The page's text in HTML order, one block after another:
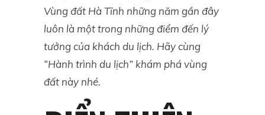
Vùng đất Hà Tĩnh những năm gần đây
luôn là một trong những điểm đến lý
tưởng của khách du lịch. Hãy cùng
“Hành trình du lịch” khám phá vùng
đất này nhé.